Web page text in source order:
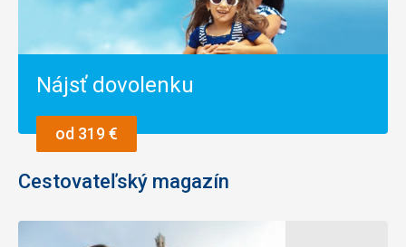
Nájsť dovolenku
od 319 €
Cestovateľský magazín